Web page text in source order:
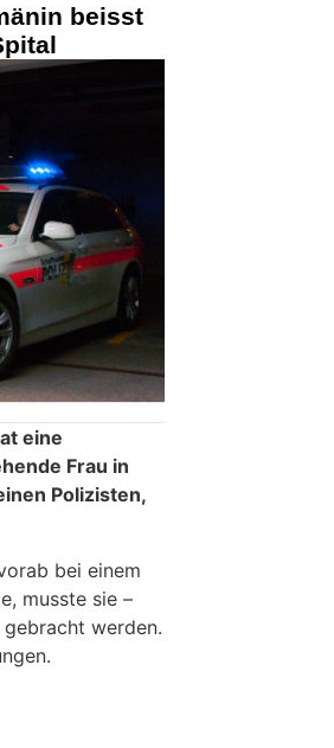
beisst
eine
Frau in
Polizisten,
bei einem
musste sie –
werden.